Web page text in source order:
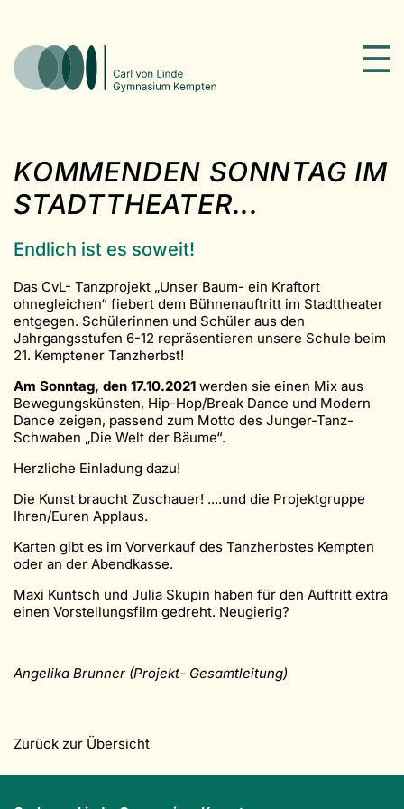
KOMMENDEN SONNTAG IM
STADTTHEATER...
Endlich ist es soweit!
Das CvL- Tanzprojekt „Unser Baum- ein Kraftort
ohnegleichen“ fiebert dem Bühnenauftritt im Stadttheater
entgegen. Schülerinnen und Schüler aus den
Jahrgangsstufen 6-12 repräsentieren unsere Schule beim
21. Kemptener Tanzherbst!
Am Sonntag, den 17.10.2021 werden sie einen Mix aus
Bewegungskünsten, Hip-Hop/Break Dance und Modern
Dance zeigen, passend zum Motto des Junger-Tanz-
Schwaben „Die Welt der Bäume“.
Herzliche Einladung dazu!
Die Kunst braucht Zuschauer! ....und die Projektgruppe
Ihren/Euren Applaus.
Karten gibt es im Vorverkauf des Tanzherbstes Kempten
oder an der Abendkasse.
Maxi Kuntsch und Julia Skupin haben für den Auftritt extra
einen Vorstellungsfilm gedreht. Neugierig?
Angelika Brunner (Projekt- Gesamtleitung)
Zurück zur Übersicht